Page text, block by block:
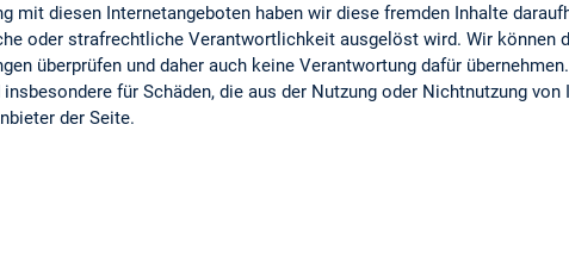
mit diesen Internetangeboten haben wir diese fremden Inhalte
oder strafrechtliche Verantwortlichkeit ausgelöst wird. Wir können
überprüfen und daher auch keine Verantwortung dafür
insbesondere für Schäden, die aus der Nutzung oder Nichtnutzung
der Seite.